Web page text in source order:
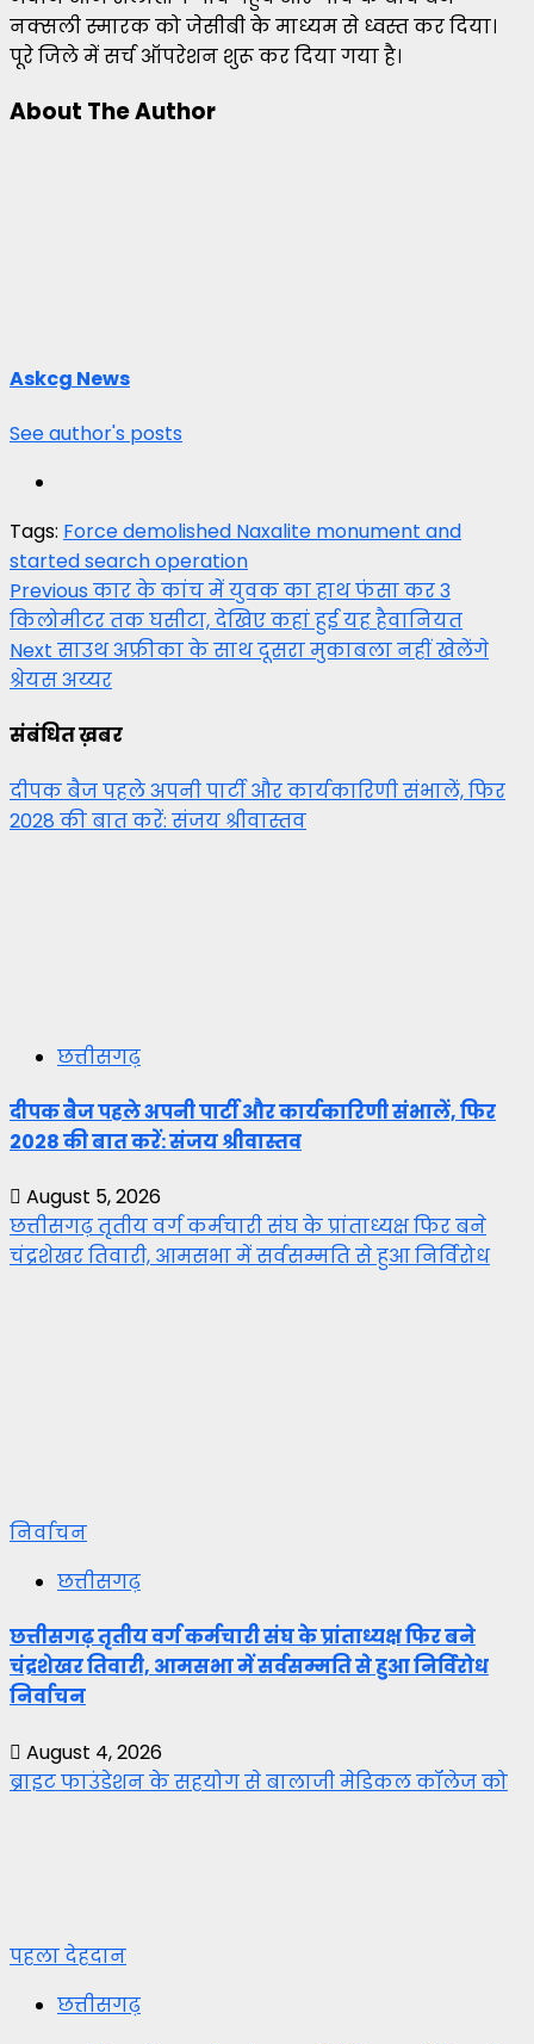
नक्सली स्मारक को जेसीबी के माध्यम से ध्वस्त कर दिया।
पूरे जिले में सर्च ऑपरेशन शुरू कर दिया गया है।
About The Author
Askcg News
See author's posts
Tags: Force demolished Naxalite monument and
started search operation
Post
navigation
Previousकार के कांच में युवक का हाथ फंसा कर 3
किलोमीटर तक घसीटा, देखिए कहां हुई यह हैवानियत
Next साउथ अफ्रीका के साथ दूसरा मुकाबला नहीं खेलेंगे
श्रेयस अय्यर
संबंधित ख़बर
दीपक बैज पहले अपनी पार्टी और कार्यकारिणी संभालें, फिर
2028 की बात करें: संजय श्रीवास्तव
छत्तीसगढ़
दीपक बैज पहले अपनी पार्टी और कार्यकारिणी संभालें, फिर
2028 की बात करें: संजय श्रीवास्तव
August 5, 2026
छत्तीसगढ़ तृतीय वर्ग कर्मचारी संघ के प्रांताध्यक्ष फिर बने
चंद्रशेखर तिवारी, आमसभा में सर्वसम्मति से हुआ निर्विरोध
निर्वाचन
छत्तीसगढ़
छत्तीसगढ़ तृतीय वर्ग कर्मचारी संघ के प्रांताध्यक्ष फिर बने
चंद्रशेखर तिवारी, आमसभा में सर्वसम्मति से हुआ निर्विरोध
निर्वाचन
August 4, 2026
ब्राइट फाउंडेशन के सहयोग से बालाजी मेडिकल कॉलेज को
पहला देहदान
छत्तीसगढ़